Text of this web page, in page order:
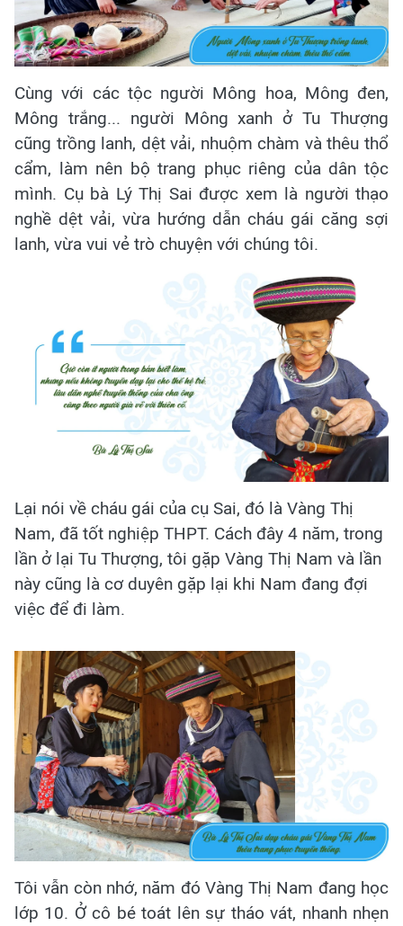
Cùng với các tộc người Mông hoa, Mông đen,
Mông trắng... người Mông xanh ở Tu Thượng
cũng trồng lanh, dệt vải, nhuộm chàm và thêu thổ
cẩm, làm nên bộ trang phục riêng của dân tộc
mình. Cụ bà Lý Thị Sai được xem là người thạo
nghề dệt vải, vừa hướng dẫn cháu gái căng sợi
lanh, vừa vui vẻ trò chuyện với chúng tôi.
Lại nói về cháu gái của cụ Sai, đó là Vàng Thị
Nam, đã tốt nghiệp THPT. Cách đây 4 năm, trong
lần ở lại Tu Thượng, tôi gặp Vàng Thị Nam và lần
này cũng là cơ duyên gặp lại khi Nam đang đợi
việc để đi làm.
Tôi vẫn còn nhớ, năm đó Vàng Thị Nam đang học
lớp 10. Ở cô bé toát lên sự tháo vát, nhanh nhẹn